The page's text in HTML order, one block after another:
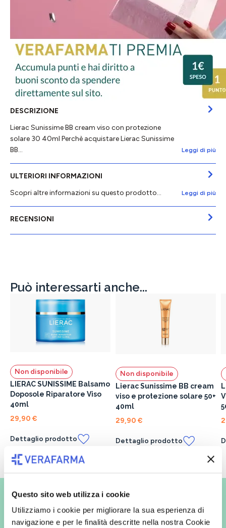
Questo sito web utilizza i cookie
Utilizziamo i cookie per migliorare la sua esperienza di
navigazione e per le finalità descritte nella nostra Cookie
DESCRIZIONE
Lierac Sunissime BB cream viso con protezione
solare 30 40ml Perchè acquistare Lierac Sunissime
BB…
Leggi di più
ULTERIORI INFORMAZIONI
Scopri altre informazioni su questo prodotto...
Leggi di più
RECENSIONI
Può interessarti anche...
Non disponibile
LIERAC SUNISSIME Balsamo
Doposole Riparatore Viso
40ml
29,90 €
Dettaglio prodotto
Non disponibile
Lierac Sunissime BB cream
viso e protezione solare 50+
40ml
29,90 €
Dettaglio prodotto
Vuoi ricevere le offerte prima
degli altri?